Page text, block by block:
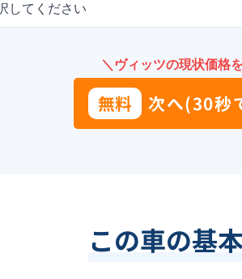
してください
＼ヴィッツの現状価格
無料 次へ(30秒
この車の基